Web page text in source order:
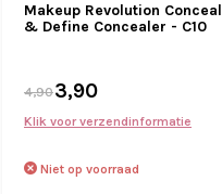
Makeup Revolution Conceal
& Define Concealer - C10
4,903,90
Klik voor verzendinformatie
Niet op voorraad